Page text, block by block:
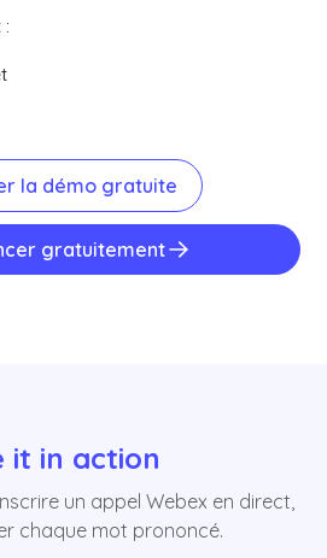
:
la démo gratuite
gratuitement
it in action
un appel Webex en direct,
chaque mot prononcé.